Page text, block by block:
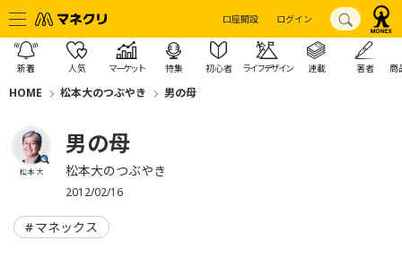
口座開設 ログイン
新着 人気 マーケット 特集 初心者 ライフデザイン 連載 著者 商
HOME 松本大のつぶやき 男の母
松本 大
男の母
松本大のつぶやき
2012/02/16
マネックス